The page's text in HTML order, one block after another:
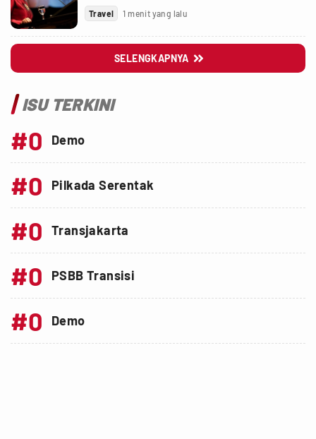
Travel 1 menit yang lalu
SELENGKAPNYA 
ISU TERKINI
#0 Demo
#0 Pilkada Serentak
#0 Transjakarta
#0 PSBB Transisi
#0 Demo